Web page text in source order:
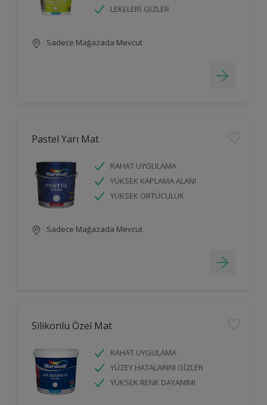
LEKELERİ GİZLER
Sadece Mağazada Mevcut
Pastel Yarı Mat
RAHAT UYGULAMA
YÜKSEK KAPLAMA ALANI
YÜKSEK ÖRTÜCÜLÜK
Sadece Mağazada Mevcut
Silikonlu Özel Mat
RAHAT UYGULAMA
YÜZEY HATALARINI GİZLER
YÜKSEK RENK DAYANIMI